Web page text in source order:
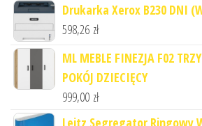
Drukarka Xerox B230 DNI
598,26 zł
ML MEBLE FINEZJA F02
POKÓJ DZIECIĘCY
999,00 zł
Leitz Segregator Ringowy